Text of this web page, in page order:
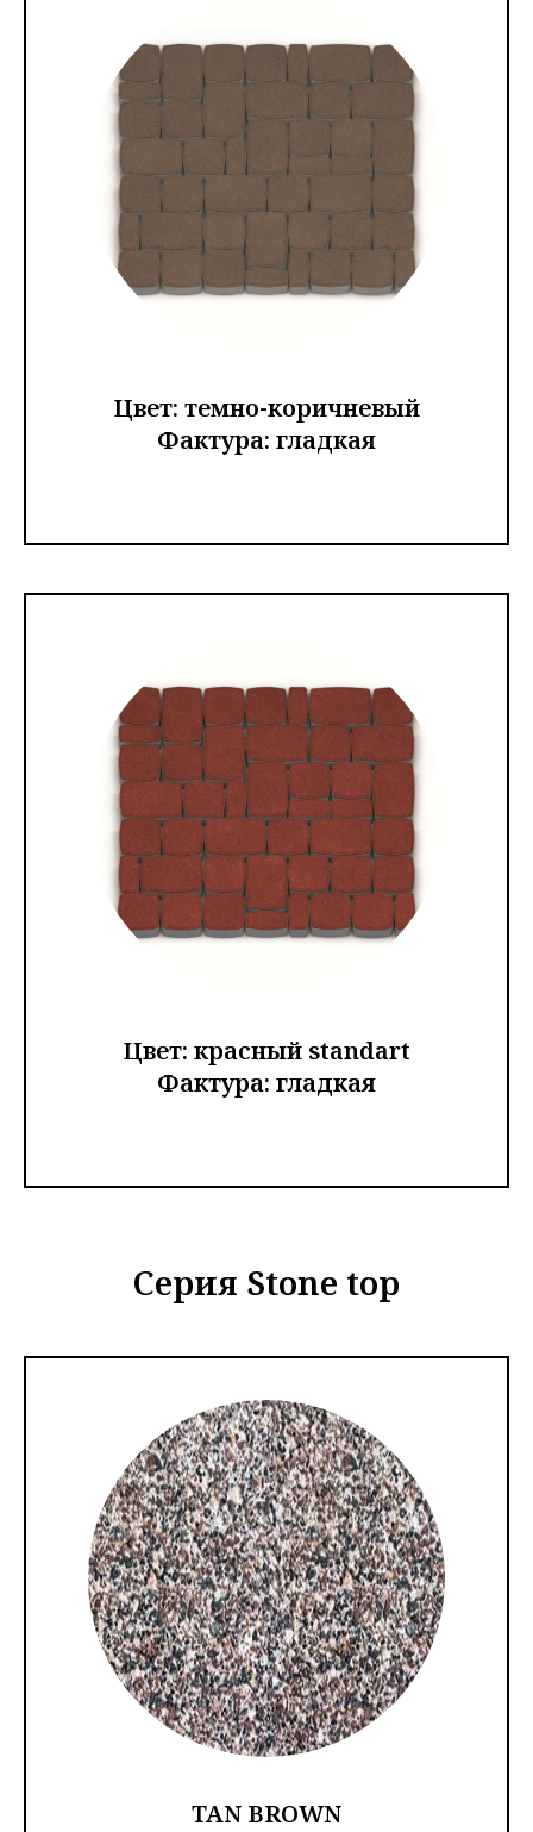
Цвет: темно-коричневый
Фактура: гладкая
Цвет: красный standart
Фактура: гладкая
Серия Stone top
TAN BROWN